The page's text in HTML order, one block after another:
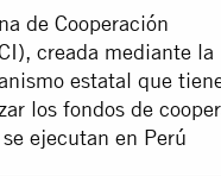
de Cooperación
creada mediante la
estatal que
los fondos de
ejecutan en Perú